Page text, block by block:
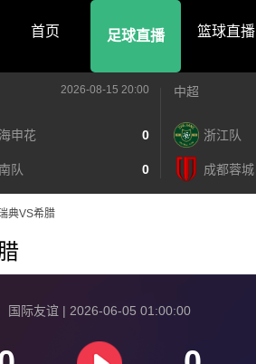
首页 足球直播 篮球直播
2026-08-15 20:00
海申花 0
队 0
中超
浙江队
成都蓉城
典VS希腊
国际友谊 | 2026-06-05 01:00:00